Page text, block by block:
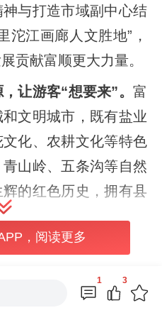
与打造市域副中心结
沱江画廊人文胜地”，
贡献富顺更大力量。
让游客“想要来”。富
文明城市，既有盐业
化、农耕文化等特色
山岭、五条沟等自然
的红色历史，拥有县
非遗70余项，发展文
件。下一步，富顺将
用好文旅资源，连点成
，阅读更多
1 3